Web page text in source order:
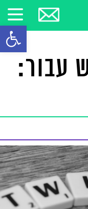
פתח
עבור: